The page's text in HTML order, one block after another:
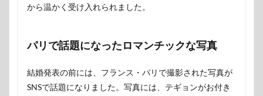
から温かく受け入れられました。
パリで話題になったロマンチックな写真
結婚発表の前には、フランス・パリで撮影された写真が
SNSで話題になりました。写真には、テギョンがお付き